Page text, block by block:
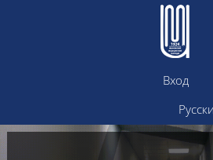
Перейти к основному содержанию
Вход
Блоки